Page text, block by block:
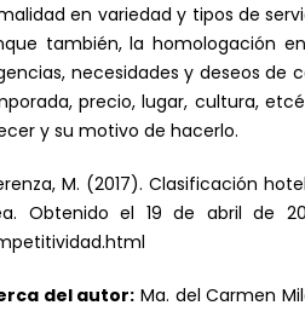
en variedad y tipos de
también, la homologación
necesidades y deseos de
precio, lugar, cultura,
y su motivo de hacerlo.
M. (2017). Clasificación
Obtenido el 19 de abril de
del autor: Ma. del Carmen